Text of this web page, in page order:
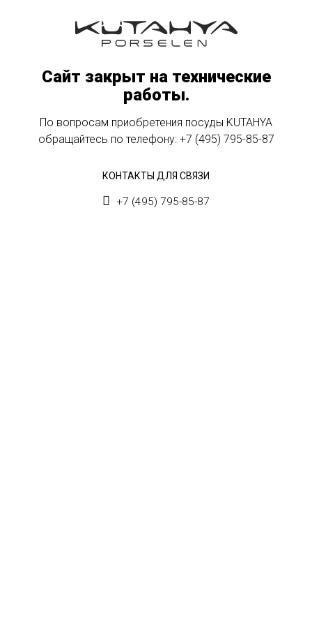
Сайт закрыт на технические
работы.
По вопросам приобретения посуды KUTAHYA
обращайтесь по телефону: +7 (495) 795-85-87
КОНТАКТЫ ДЛЯ СВЯЗИ
+7 (495) 795-85-87